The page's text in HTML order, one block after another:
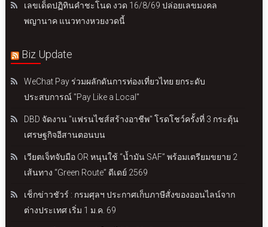
เลขเด็ดปฏิทินคำชะโนด งวด 16/8/69 ปล่อยเลขมงคล
พญานาค แนวทางหวยงวดนี้
Biz Update
WeChat Pay ร่วมผลักดันการท่องเที่ยวไทย ยกระดับ
ประสบการณ์ "Pay Like a Local"
DBD จัดงาน "แฟรนไชส์สร้างอาชีพ" โรดโชว์ครั้งที่ 3 กระตุ้น
เศรษฐกิจอีสานตอนบน
เวียตเจ็ทจับมือ OR หนุนใช้ “น้ำมัน SAF” พร้อมเตรียมขยาย 2
เส้นทาง “Green Route” ดีเดย์ 2569
เช็กข่าวชัวร์ : กรมศุลฯ ประกาศเก็บภาษีสั่งของออนไลน์จาก
ต่างประเทศ เริ่ม 1 ม.ค. 69